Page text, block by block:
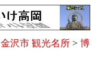
金沢市 観光名所 > 博